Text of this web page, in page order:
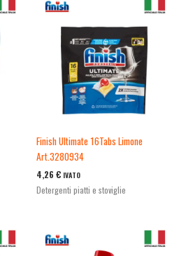
Finish Ultimate 16Tabs Limone
Art.3280934
4,26 € IVATO
Detergenti piatti e stoviglie